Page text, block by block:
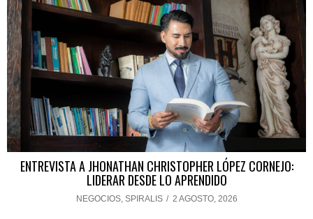
ENTREVISTA A JHONATHAN CHRISTOPHER LÓPEZ CORNEJO:
LIDERAR DESDE LO APRENDIDO
NEGOCIOS, SPIRALIS / 2 AGOSTO, 2026